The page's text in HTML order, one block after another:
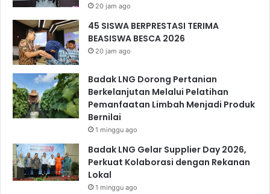
20 jam ago
45 SISWA BERPRESTASI TERIMA
BEASISWA BESCA 2026
20 jam ago
Badak LNG Dorong Pertanian
Berkelanjutan Melalui Pelatihan
Pemanfaatan Limbah Menjadi Produk
Bernilai
1 minggu ago
Badak LNG Gelar Supplier Day 2026,
Perkuat Kolaborasi dengan Rekanan
Lokal
1 minggu ago